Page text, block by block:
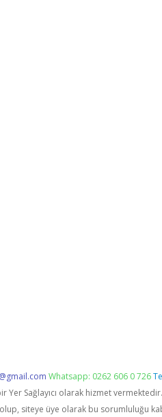
Whatsapp: 0262 606 0 726
Yer Sağlayıcı olarak hizmet
siteye üye olarak bu sorumluluğu